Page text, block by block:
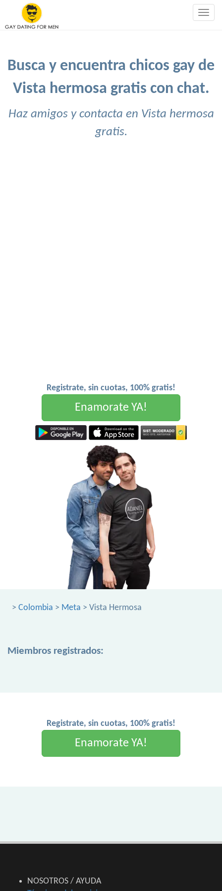
Busca y encuentra chicos gay de
Vista hermosa gratis con chat.
Haz amigos y contacta en Vista hermosa
gratis.
Registrate, sin cuotas, 100% gratis!
Enamorate YA!
> Colombia > Meta > Vista Hermosa
Miembros registrados:
Registrate, sin cuotas, 100% gratis!
Enamorate YA!
NOSOTROS / AYUDA